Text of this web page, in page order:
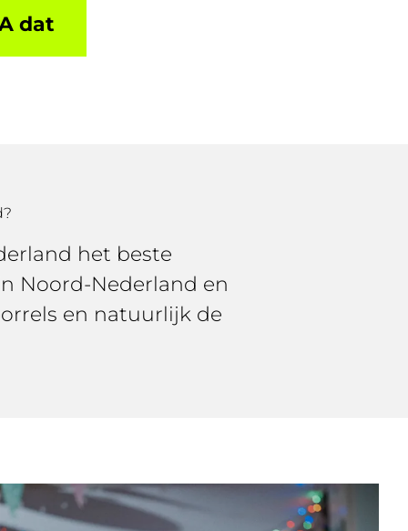
dat
het beste
Noord-Nederland en
en natuurlijk de